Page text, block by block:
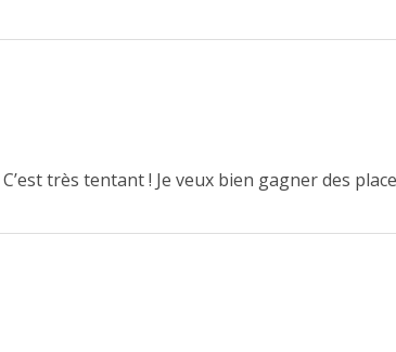
C’est très tentant ! Je veux bien gagner des